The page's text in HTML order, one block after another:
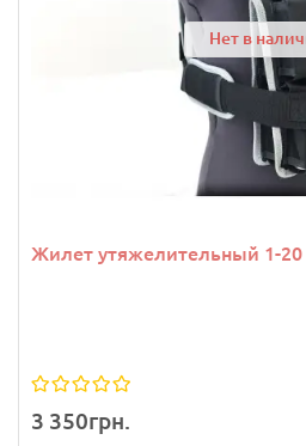
Нет в
Жилет утяжелительный 1-20
3 350грн.